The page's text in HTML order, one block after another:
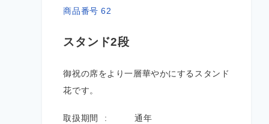
商品番号 62
スタンド2段
御祝の席をより一層華やかにするスタンド
花です。
取扱期間 通年